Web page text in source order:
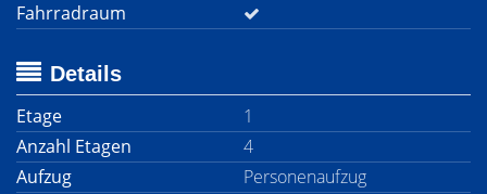
Fahrradraum
Details
Etage
1
Anzahl Etagen
4
Aufzug
Personenaufzug